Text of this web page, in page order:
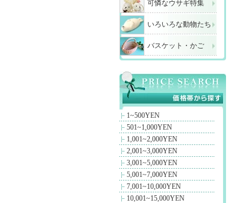
可憐なウサギ特集
いろいろな動物たち
バスケット・かご
1~500YEN
501~1,000YEN
1,001~2,000YEN
2,001~3,000YEN
3,001~5,000YEN
5,001~7,000YEN
7,001~10,000YEN
10,001~15,000YEN